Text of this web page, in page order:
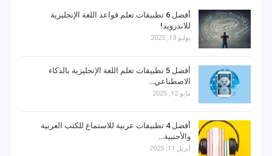
أفضل 6 تطبيقات تعلم قواعد اللغة الإنجليزية
للاندرويد!
يوليو 13, 2025
أفضل 5 تطبيقات تعلم اللغة الإنجليزية بالذكاء
الاصطناعي…
مايو 12, 2025
أفضل 4 تطبيقات عربية للاستماع للكتب العربية
والأجنبية…
أبريل 11, 2025